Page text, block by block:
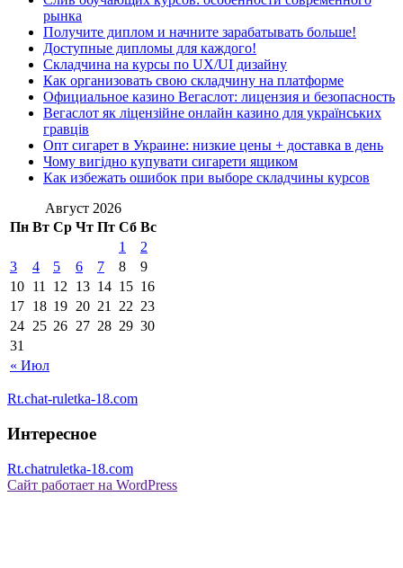
рынка
Получите диплом и начните зарабатывать больше!
Доступные дипломы для каждого!
Складчина на курсы по UX/UI дизайну
Как организовать свою складчину на платформе
Официальное казино Вегаслот: лицензия и безопасность
Вегаслот як ліцензійне онлайн казино для українських
гравців
Опт сигарет в Украине: низкие цены + доставка в день
Чому вигідно купувати сигарети ящиком
Как избежать ошибок при выборе складчины курсов
Август 2026
Пн Вт Ср Чт Пт Сб Вс
« Июл
1
2
3
4 5 6 7 8
9
10 11 12 13 14 15 16
17 18 19 20 21 22 23
24 25 26 27 28 29 30
31
Rt.chat-ruletka-18.com
Интересное
Rt.chatruletka-18.com
Сайт работает на WordPress